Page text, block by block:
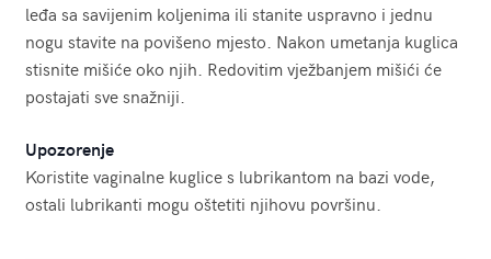
leđa sa savijenim koljenima ili stanite uspravno i jednu
nogu stavite na povišeno mjesto. Nakon umetanja kuglica
stisnite mišiće oko njih. Redovitim vježbanjem mišići će
postajati sve snažniji.
Upozorenje
Koristite vaginalne kuglice s lubrikantom na bazi vode,
ostali lubrikanti mogu oštetiti njihovu površinu.